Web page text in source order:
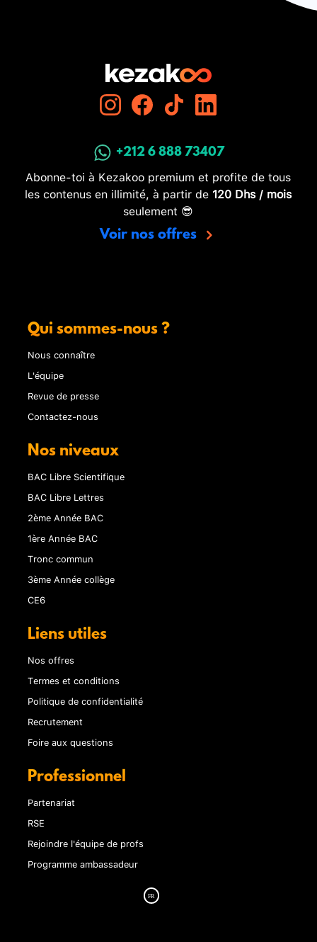
+212 6 888 73407
Abonne-toi à Kezakoo premium et profite de tous
les contenus en illimité, à partir de 120 Dhs / mois
seulement 😎
Voir nos offres
Qui sommes-nous ?
Nous connaître
L'équipe
Revue de presse
Contactez-nous
Nos niveaux
BAC Libre Scientifique
BAC Libre Lettres
2ème Année BAC
1ère Année BAC
Tronc commun
3ème Année collège
CE6
Liens utiles
Nos offres
Termes et conditions
Politique de confidentialité
Recrutement
Foire aux questions
Professionnel
Partenariat
RSE
Rejoindre l'équipe de profs
Programme ambassadeur